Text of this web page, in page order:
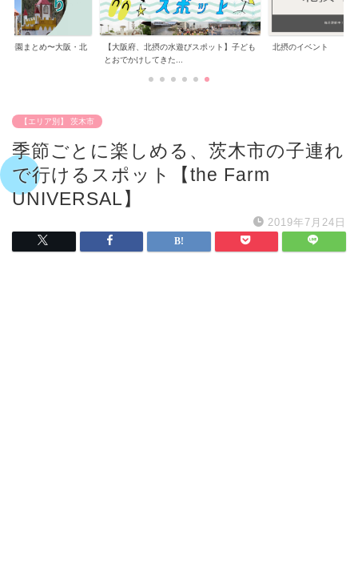
公園まとめ〜大阪・北
【大阪府、北摂の水遊びスポット】子ども
とおでかけしてきた...
北摂のイベント
【エリア別】 茨木市
季節ごとに楽しめる、茨木市の子連れ
で行けるスポット【the Farm
UNIVERSAL】
2019年7月24日